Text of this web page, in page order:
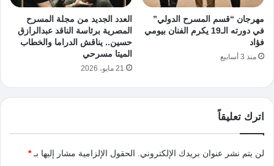
مهرجان “قسم المسرح الدولي”
في دورته الـ19 يكرم الفنان بيومي
فؤاد
منذ 3 أسابيع
العدد الجديد من مجلة المسرح
المصرية برئاسة الناقد عبدالرازق
حسين.. يناقش الدراما والخطاب
الميتا مسرحي
21 مايو، 2026
اترك تعليقاً
لن يتم نشر عنوان بريدك الإلكتروني. الحقول الإلزامية مشار إليها بـ*